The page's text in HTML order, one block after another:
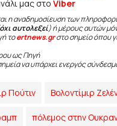
μας στο Viber
η αναδημοσίευση των
όχι αυτολεξεί) ή μέρους αυτών
τοertnews.grστο σημείο όπου
ως Πηγή
να υπάρχει ενεργός
Πούτιν Βολοντίμιρ
πόλεμος στην